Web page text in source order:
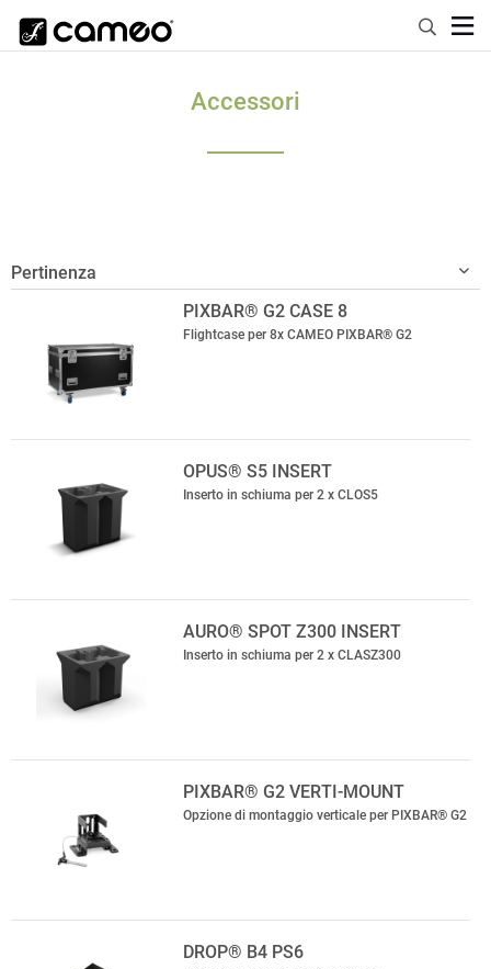
Accessori
PIXBAR® G2 CASE 8
Flightcase per 8x CAMEO PIXBAR® G2
OPUS® S5 INSERT
Inserto in schiuma per 2 x CLOS5
AURO® SPOT Z300 INSERT
Inserto in schiuma per 2 x CLASZ300
PIXBAR® G2 VERTI-MOUNT
Opzione di montaggio verticale per PIXBAR® G2
DROP® B4 PS6